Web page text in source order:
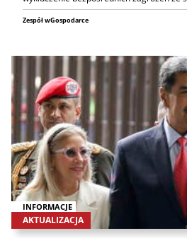
Zespół wGospodarce
INFORMACJE
AKTUALIZACJA